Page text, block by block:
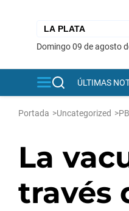
domingo 09 de agosto
ÚLTIMAS
Portada >Uncategorized >
La
través